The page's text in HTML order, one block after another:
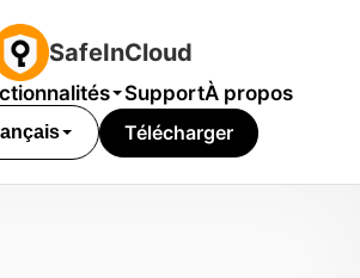
SafeInCloud
SupportÀ propos
Télécharger